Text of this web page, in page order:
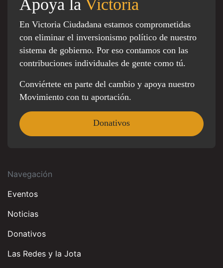
Apoya la Victoria
En Victoria Ciudadana estamos comprometidas
con eliminar el inversionismo político de nuestro
sistema de gobierno. Por eso contamos con las
contribuciones individuales de gente como tú.
Conviértete en parte del cambio y apoya nuestro
Movimiento con tu aportación.
Donativos
Navegación
Eventos
Noticias
Donativos
Las Redes y la Jota